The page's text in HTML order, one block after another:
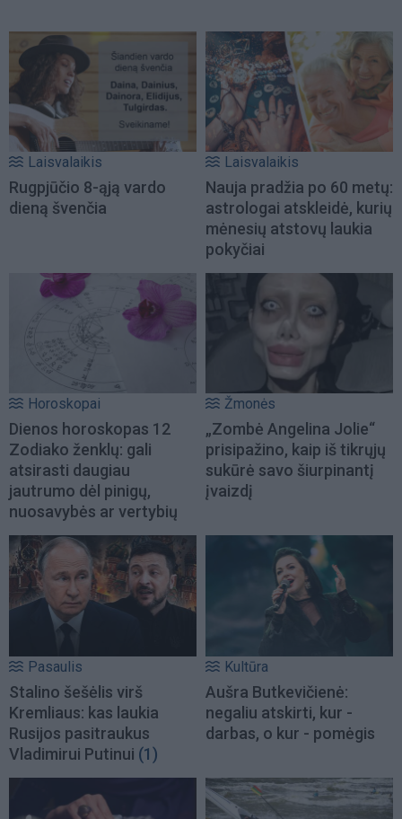
Laisvalaikis
Rugpjūčio 8-ąją vardo
dieną švenčia
Laisvalaikis
Nauja pradžia po 60 metų:
astrologai atskleidė, kurių
mėnesių atstovų laukia
pokyčiai
Horoskopai
Dienos horoskopas 12
Zodiako ženklų: gali
atsirasti daugiau
jautrumo dėl pinigų,
nuosavybės ar vertybių
Žmonės
„Zombė Angelina Jolie“
prisipažino, kaip iš tikrųjų
sukūrė savo šiurpinantį
įvaizdį
Pasaulis
Stalino šešėlis virš
Kremliaus: kas laukia
Rusijos pasitraukus
Vladimirui Putinui (1)
Kultūra
Aušra Butkevičienė:
negaliu atskirti, kur -
darbas, o kur - pomėgis